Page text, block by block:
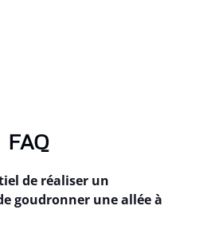
FAQ
de réaliser un
goudronner une allée à